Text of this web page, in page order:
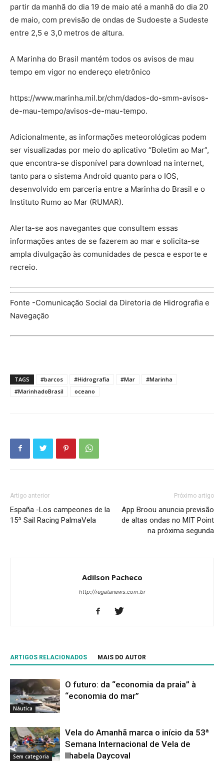
partir da manhã do dia 19 de maio até a manhã do dia 20
de maio, com previsão de ondas de Sudoeste a Sudeste
entre 2,5 e 3,0 metros de altura.
A Marinha do Brasil mantém todos os avisos de mau
tempo em vigor no endereço eletrônico
https://www.marinha.mil.br/chm/dados-do-smm-avisos-
de-mau-tempo/avisos-de-mau-tempo.
Adicionalmente, as informações meteorológicas podem
ser visualizadas por meio do aplicativo “Boletim ao Mar”,
que encontra-se disponível para download na internet,
tanto para o sistema Android quanto para o IOS,
desenvolvido em parceria entre a Marinha do Brasil e o
Instituto Rumo ao Mar (RUMAR).
Alerta-se aos navegantes que consultem essas
informações antes de se fazerem ao mar e solicita-se
ampla divulgação às comunidades de pesca e esporte e
recreio.
Fonte -Comunicação Social da Diretoria de Hidrografia e
Navegação
TAGS #barcos #Hidrografia #Mar
#Marinha
#MarinhadoBrasil
oceano
Artigo anterior
España -Los campeones de la
15ª Sail Racing PalmaVela
Próximo artigo
App Broou anuncia previsão
de altas ondas no MIT Point
na próxima segunda
Adilson Pacheco
http://regatanews.com.br
ARTIGOS RELACIONADOS MAIS DO AUTOR
Náutica
O futuro: da “economia da praia” à
“economia do mar”
Sem categoria
Vela do Amanhã marca o início da 53ª
Semana Internacional de Vela de
Ilhabela Daycoval